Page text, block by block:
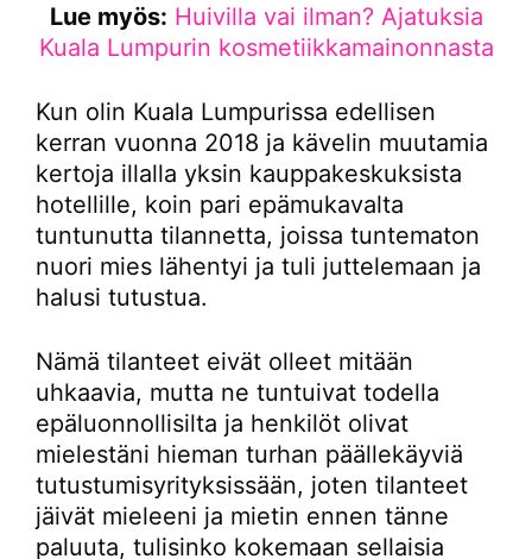
Lue myös: Huivilla vai ilman? Ajatuksia
Kuala Lumpurin kosmetiikkamainonnasta
Kun olin Kuala Lumpurissa edellisen
kerran vuonna 2018 ja kävelin muutamia
kertoja illalla yksin kauppakeskuksista
hotellille, koin pari epämukavalta
tuntunutta tilannetta, joissa tuntematon
nuori mies lähentyi ja tuli juttelemaan ja
halusi tutustua.
Nämä tilanteet eivät olleet mitään
uhkaavia, mutta ne tuntuivat todella
epäluonnollisilta ja henkilöt olivat
mielestäni hieman turhan päällekäyviä
tutustumisyrityksissään, joten tilanteet
jäivät mieleeni ja mietin ennen tänne
paluuta, tulisinko kokemaan sellaisia